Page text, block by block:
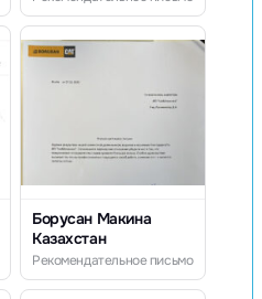
Борусан Макина
Казахстан
Рекомендательное письмо